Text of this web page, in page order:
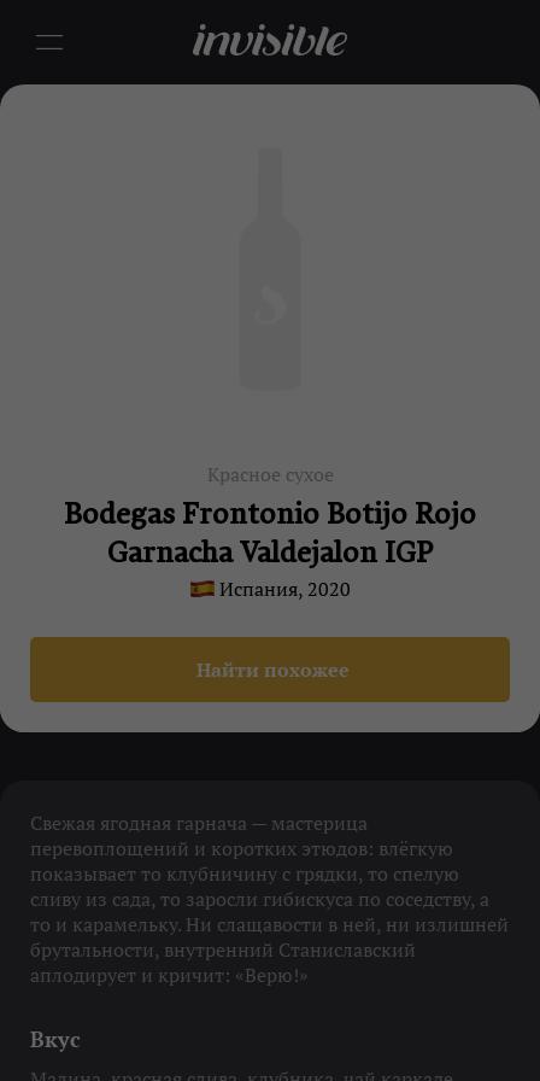
Красное сухое
Bodegas Frontonio Botijo Rojo
Garnacha Valdejalon IGP
Испания, 2020
Найти похожее
Свежая ягодная гарнача — мастерица
перевоплощений и коротких этюдов: влёгкую
показывает то клубничину с грядки, то спелую
сливу из сада, то заросли гибискуса по соседству, а
то и карамельку. Ни слащавости в ней, ни излишней
брутальности, внутренний Станиславский
аплодирует и кричит: «Верю!»
Вкус